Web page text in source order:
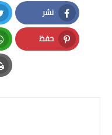
نشر
Facebook
حفظ
Pinterest